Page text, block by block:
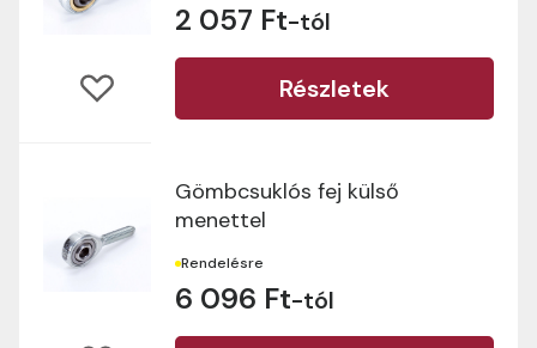
2 057 Ft-tól
Részletek
Gömbcsuklós fej külső
menettel
Rendelésre
6 096 Ft-tól